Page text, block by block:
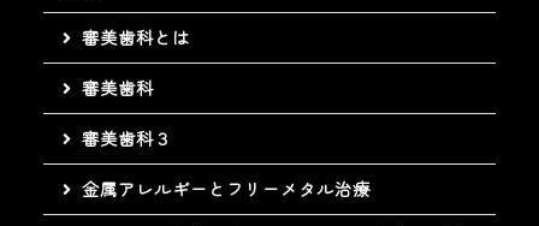
審美歯科とは
審美歯科
審美歯科３
金属アレルギーとフリーメタル治療